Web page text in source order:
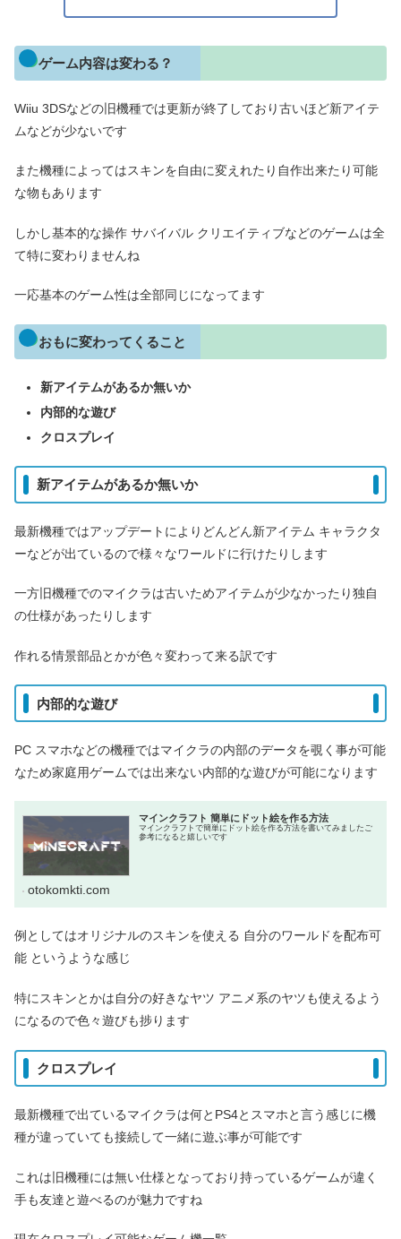
ゲーム内容は変わる？
Wiiu 3DSなどの旧機種では更新が終了しており古いほど新アイテ
ムなどが少ないです
また機種によってはスキンを自由に変えれたり自作出来たり可能
な物もあります
しかし基本的な操作 サバイバル クリエイティブなどのゲームは全
て特に変わりませんね
一応基本のゲーム性は全部同じになってます
おもに変わってくること
新アイテムがあるか無いか
内部的な遊び
クロスプレイ
新アイテムがあるか無いか
最新機種ではアップデートによりどんどん新アイテム キャラクタ
ーなどが出ているので様々なワールドに行けたりします
一方旧機種でのマイクラは古いためアイテムが少なかったり独自
の仕様があったりします
作れる情景部品とかが色々変わって来る訳です
内部的な遊び
PC スマホなどの機種ではマイクラの内部のデータを覗く事が可能
なため家庭用ゲームでは出来ない内部的な遊びが可能になります
マインクラフト 簡単にドット絵を作る方法
マインクラフトで簡単にドット絵を作る方法を書いてみましたご
参考になると嬉しいです
otokomkti.com
例としてはオリジナルのスキンを使える 自分のワールドを配布可
能 というような感じ
特にスキンとかは自分の好きなヤツ アニメ系のヤツも使えるよう
になるので色々遊びも捗ります
クロスプレイ
最新機種で出ているマイクラは何とPS4とスマホと言う感じに機
種が違っていても接続して一緒に遊ぶ事が可能です
これは旧機種には無い仕様となっており持っているゲームが違く
手も友達と遊べるのが魅力ですね